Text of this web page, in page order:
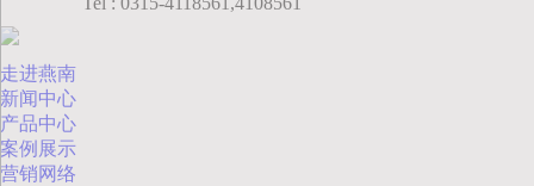
走进燕南
新闻中心
产品中心
案例展示
营销网络